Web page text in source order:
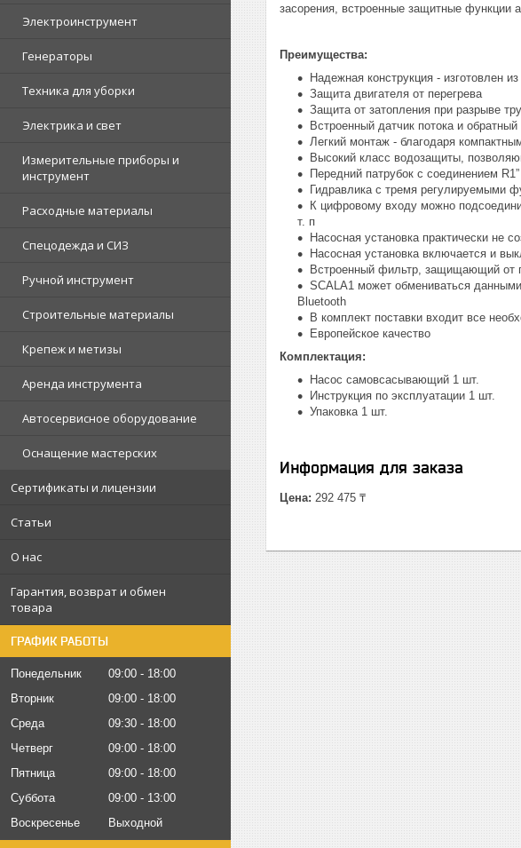
Электроинструмент
Генераторы
Техника для уборки
Электрика и свет
Измерительные приборы и
инструмент
Расходные материалы
Спецодежда и СИЗ
Ручной инструмент
Строительные материалы
Крепеж и метизы
Аренда инструмента
Автосервисное оборудование
Оснащение мастерских
Сертификаты и лицензии
Статьи
О нас
Гарантия, возврат и обмен
товара
ГРАФИК РАБОТЫ
Понедельник 09:00
18:00
Вторник
09:00
18:00
Среда
09:30
18:00
Четверг
09:00
18:00
Пятница
09:00
18:00
Суббота
09:00
13:00
Воскресенье
Выходной
засорения, встроенные защитные функции
Преимущества:
Надежная конструкция - изготовлен
Защита двигателя от перегрева
Защита от затопления при разрыве
Встроенный датчик потока и обратный
Легкий монтаж - благодаря
Высокий класс водозащиты,
Передний патрубок с соединением
Гидравлика с тремя регулируемыми
К цифровому входу можно
т. п
Насосная установка практически не
Насосная установка включается и
Встроенный фильтр, защищающий от
SCALA1 может обмениваться
Bluetooth
В комплект поставки входит все
Европейское качество
Комплектация:
Насос самовсасывающий 1 шт.
Инструкция по эксплуатации 1 шт.
Упаковка 1 шт.
Информация для заказа
Цена: 292 475 ₸